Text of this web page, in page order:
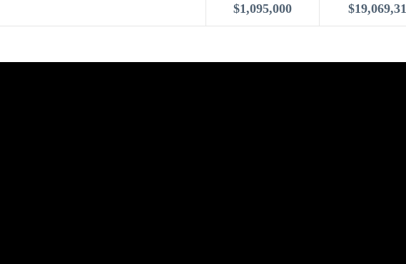
$1,095,000